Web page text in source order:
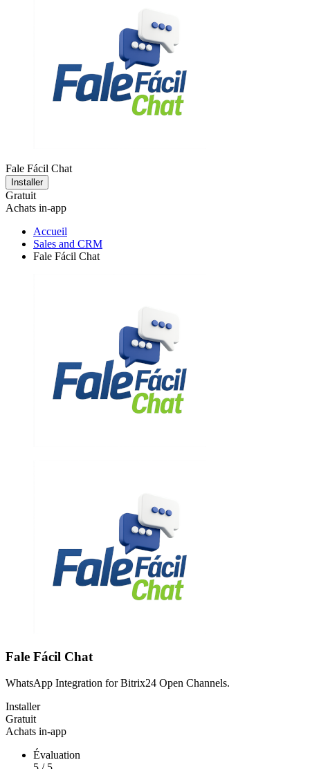
Fale Fácil Chat
Installer
Gratuit
Achats in-app
Accueil
Sales and CRM
Fale Fácil Chat
Fale Fácil Chat
WhatsApp Integration for Bitrix24 Open Channels.
Installer
Gratuit
Achats in-app
Évaluation